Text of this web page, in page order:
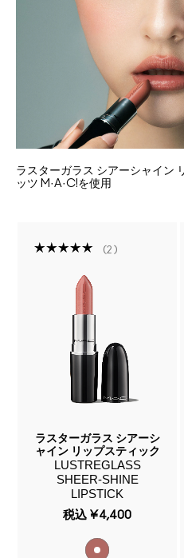
ラスターガラス シアーシャイン
ッツ M·A·C!を使用
2
ラスターガラス シアーシ
ャイン リップスティック
LUSTREGLASS
SHEER-SHINE
LIPSTICK
税込 ¥4,400